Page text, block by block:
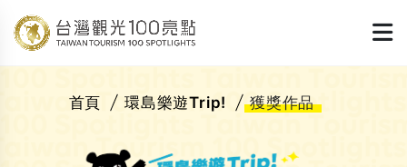
首頁 環島樂遊Trip! 獲獎作品